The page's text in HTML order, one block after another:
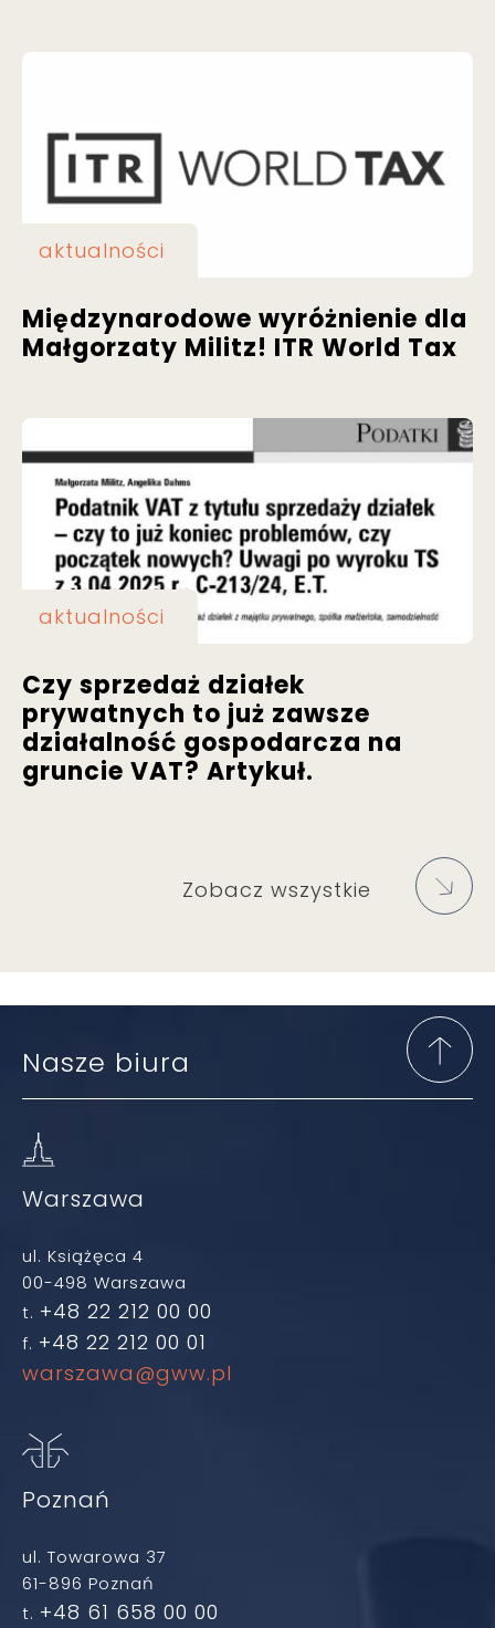
aktualności
Międzynarodowe wyróżnienie dla
Małgorzaty Militz! ITR World Tax
aktualności
Czy sprzedaż działek
prywatnych to już zawsze
działalność gospodarcza na
gruncie VAT? Artykuł.
Zobacz wszystkie
Nasze biura
Warszawa
ul. Książęca 4
00-498 Warszawa
t. +48 22 212 00 00
f. +48 22 212 00 01
warszawa@gww.pl
Poznań
ul. Towarowa 37
61-896 Poznań
t. +48 61 658 00 00